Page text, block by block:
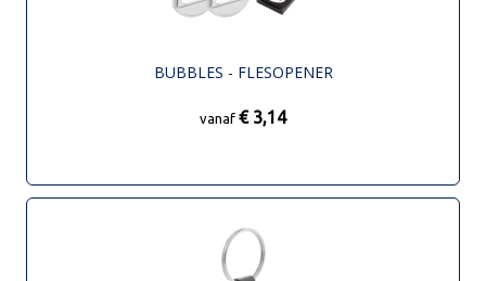
BUBBLES - FLESOPENER
vanaf € 3,14